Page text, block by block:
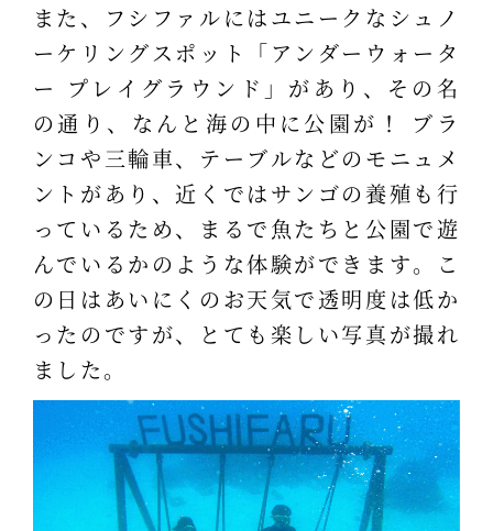
また、フシファルにはユニークなシュノ
ーケリングスポット「アンダーウォータ
ー プレイグラウンド」があり、その名
の通り、なんと海の中に公園が！ ブラ
ンコや三輪車、テーブルなどのモニュメ
ントがあり、近くではサンゴの養殖も行
っているため、まるで魚たちと公園で遊
んでいるかのような体験ができます。こ
の日はあいにくのお天気で透明度は低か
ったのですが、とても楽しい写真が撮れ
ました。